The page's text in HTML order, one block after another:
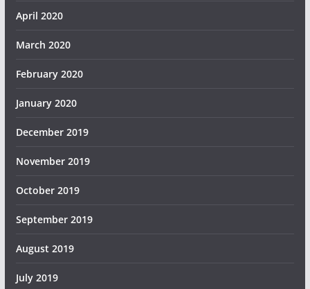
April 2020
March 2020
February 2020
January 2020
December 2019
November 2019
October 2019
September 2019
August 2019
July 2019